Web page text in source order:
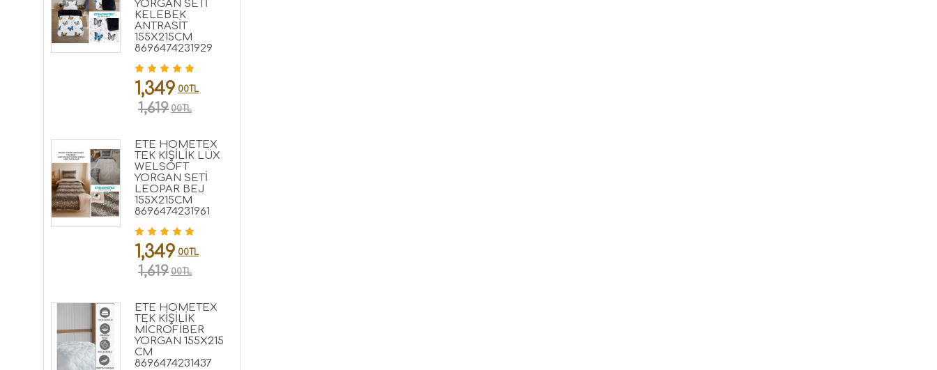
YORGAN SETİ
KELEBEK
ANTRASİT
155X215CM
8696474231929
1,349 00TL
1,619 00TL
ETE HOMETEX
TEK KİŞİLİK LÜX
WELSOFT
YORGAN SETİ
LEOPAR BEJ
155X215CM
8696474231961
1,349 00TL
1,619 00TL
ETE HOMETEX
TEK KİŞİLİK
MİCROFİBER
YORGAN 155X215
CM
8696474231437